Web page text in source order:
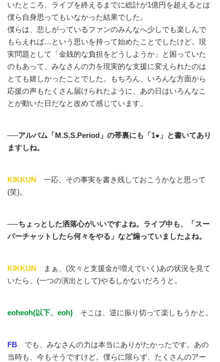
いたところ、ライブを終えるまでに総計が1億円を超えるとは
僕ら自身思ってもいなかった結果でした。
僕らは、悲しがっているファンのみんなへ少しでも楽しんで
もらえれば…という思いを持って始めたことでしたけど。現
実問題として「金銭的な負担をどうしようか」と困っていた
のもあって、みなさんの力を現実的な支援に変えられたのは
とても嬉しかったことでした。もちろん、いろんな方面から
応援の声もたくさん届けられたように、あの日はいろんなこ
とが動いた日だなと改めて感じています。
──アルバム「M.S.S.Period」の帯裏にも「1●」と書いてあり
ますしね。
KIKKUN
一応、その事実を書き残しておこうかなと思って
(笑)。
──ちょっとした洒落心がいいですよね。ライブ中も、「スー
パーチャットしたら何々をやる」など煽っていましたよね。
KIKKUN
まぁ、(次々と支援金が増えていく)あの状況を見て
いたら、(一つの演出として)やるしかないだろうと。
eoheoh(以下、eoh) そこは、逆に振り切って楽しもうかと。
FB でも、みなさんの力は本当にありがたかったです。あの
当時も、今もそうですけど。僕らに限らず、たくさんのアー